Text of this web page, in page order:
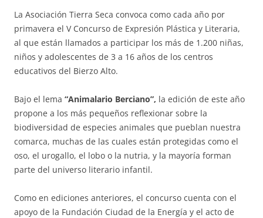
La Asociación Tierra Seca convoca como cada año por
primavera el V Concurso de Expresión Plástica y Literaria,
al que están llamados a participar los más de 1.200 niñas,
niños y adolescentes de 3 a 16 años de los centros
educativos del Bierzo Alto.
Bajo el lema “Animalario Berciano”, la edición de este año
propone a los más pequeños reflexionar sobre la
biodiversidad de especies animales que pueblan nuestra
comarca, muchas de las cuales están protegidas como el
oso, el urogallo, el lobo o la nutria, y la mayoría forman
parte del universo literario infantil.
Como en ediciones anteriores, el concurso cuenta con el
apoyo de la Fundación Ciudad de la Energía y el acto de